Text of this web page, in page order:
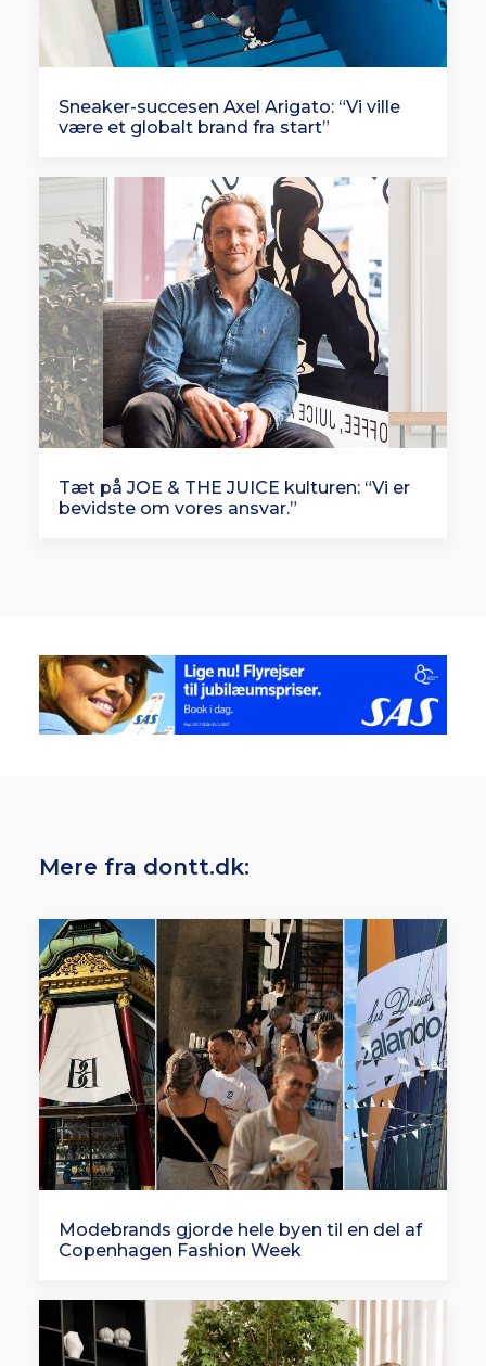
Sneaker-succesen Axel Arigato: “Vi ville
være et globalt brand fra start”
Tæt på JOE & THE JUICE kulturen: “Vi er
bevidste om vores ansvar.”
Mere fra dontt.dk:
Modebrands gjorde hele byen til en del af
Copenhagen Fashion Week